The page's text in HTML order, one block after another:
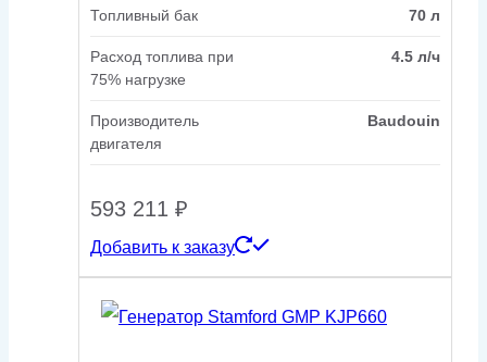
Топливный бак 70 л
Расход топлива при
75% нагрузке
4.5 л/ч
Производитель
двигателя
Baudouin
593 211 ₽
Добавить к заказу